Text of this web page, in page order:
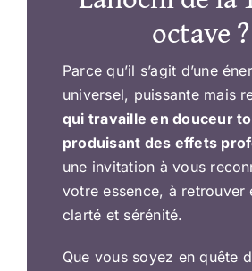
octave ?
Parce qu’il s’agit d’une
universel, puissante mais
qui travaille en douceur
produisant des effets
une invitation à vous
votre essence, à retrouver
clarté et sérénité.
Que vous soyez en quête